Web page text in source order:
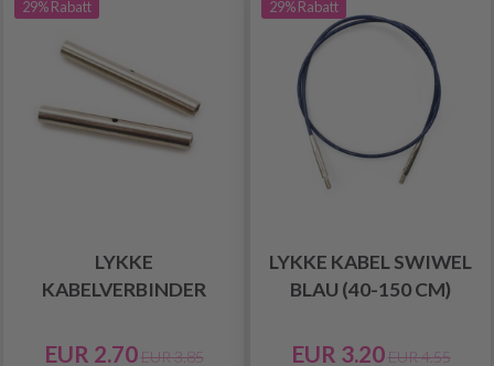
29% Rabatt
LYKKE
KABELVERBINDER
EUR 2.70 EUR 3.85
29% Rabatt
LYKKE KABEL SWIWEL
BLAU (40-150 CM)
EUR 3.20 EUR 4.55